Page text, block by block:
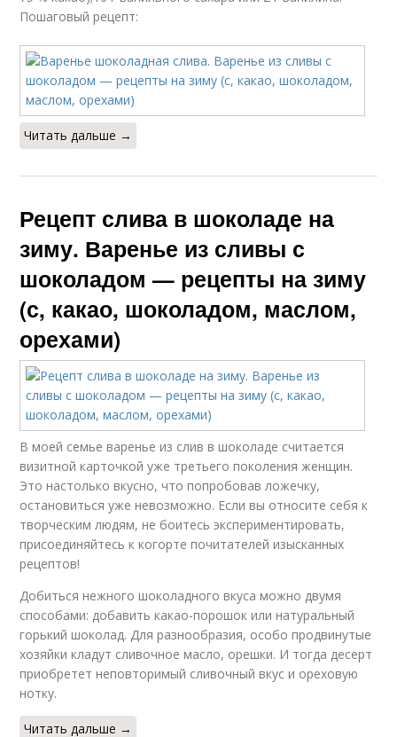
Пошаговый рецепт:
Читать дальше →
Рецепт слива в шоколаде на
зиму. Варенье из сливы с
шоколадом — рецепты на зиму
(с, какао, шоколадом, маслом,
орехами)
В моей семье варенье из слив в шоколаде считается
визитной карточкой уже третьего поколения женщин.
Это настолько вкусно, что попробовав ложечку,
остановиться уже невозможно. Если вы относите себя к
творческим людям, не боитесь экспериментировать,
присоединяйтесь к когорте почитателей изысканных
рецептов!
Добиться нежного шоколадного вкуса можно двумя
способами: добавить какао-порошок или натуральный
горький шоколад. Для разнообразия, особо продвинутые
хозяйки кладут сливочное масло, орешки. И тогда десерт
приобретет неповторимый сливочный вкус и ореховую
нотку.
Читать дальше →